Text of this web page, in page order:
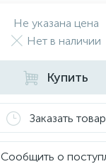
Не указана цена
Нет в наличии
Купить
Заказать товар
Сообщить о